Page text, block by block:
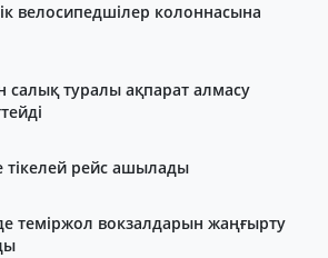
велосипедшілер колоннасына
салық туралы ақпарат алмасу
рейс ашылады
теміржол вокзалдарын жаңғырту